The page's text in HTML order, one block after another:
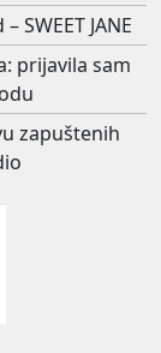
SWEET JANE
prijavila sam
zapuštenih